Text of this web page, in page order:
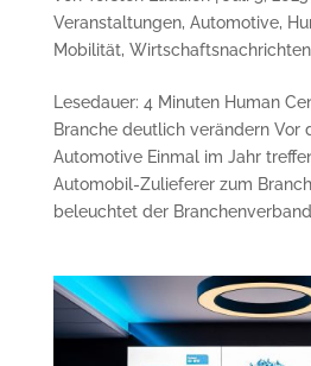
Veranstaltungen, Automotive,
Mobilität, Wirtschaftsnachrichten
Lesedauer: 4 Minuten Human
Branche deut­lich ver­än­dern Vor
Automotive Einmal im Jahr
Automobil-Zulieferer zum
beleuchtet der